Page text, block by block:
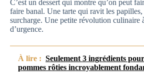
C’est un dessert qui montre qu’on peut
faire banal. Une tarte qui ravit les papilles,
surcharge. Une petite révolution culinaire
d’urgence.
À lire : Seulement 3 ingrédients
pommes rôties incroyablement